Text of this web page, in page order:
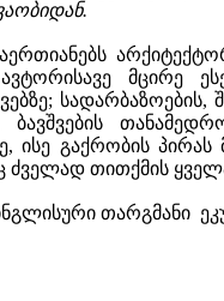
მცირე
ისე გაქრობის
თითქმის
თარგმანი